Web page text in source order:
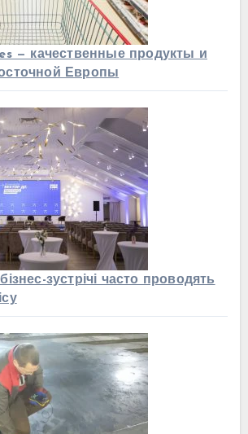
— качественные продукты и
Европы
зустрічі часто проводять